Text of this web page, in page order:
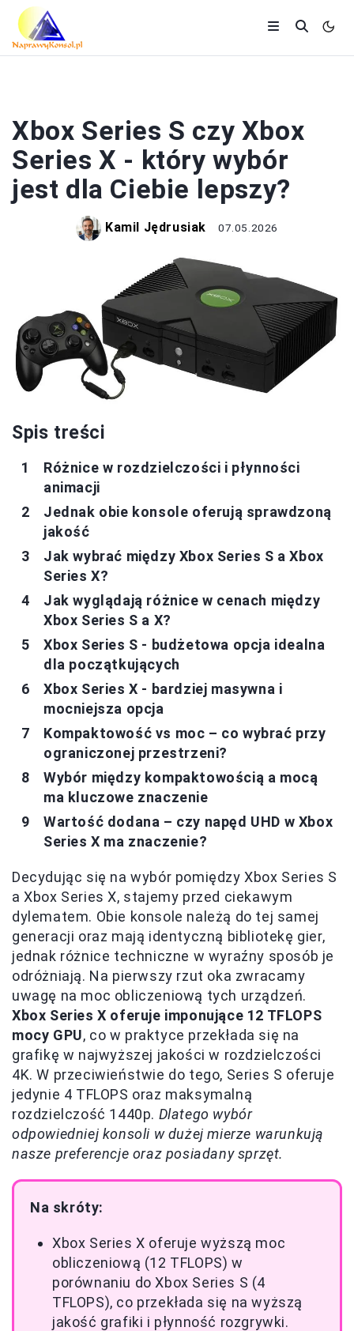
Xbox Series S czy Xbox
Series X - który wybór
jest dla Ciebie lepszy?
Kamil Jędrusiak 07.05.2026
Spis treści
Różnice w rozdzielczości i płynności
animacji
Jednak obie konsole oferują sprawdzoną
jakość
Jak wybrać między Xbox Series S a Xbox
Series X?
Jak wyglądają różnice w cenach między
Xbox Series S a X?
Xbox Series S - budżetowa opcja idealna
dla początkujących
Xbox Series X - bardziej masywna i
mocniejsza opcja
Kompaktowość vs moc – co wybrać przy
ograniczonej przestrzeni?
Wybór między kompaktowością a mocą
ma kluczowe znaczenie
Wartość dodana – czy napęd UHD w Xbox
Series X ma znaczenie?
Decydując się na wybór pomiędzy Xbox Series S
a Xbox Series X, stajemy przed ciekawym
dylematem. Obie konsole należą do tej samej
generacji oraz mają identyczną bibliotekę gier,
jednak różnice techniczne w wyraźny sposób je
odróżniają. Na pierwszy rzut oka zwracamy
uwagę na moc obliczeniową tych urządzeń.
Xbox Series X oferuje imponujące 12 TFLOPS
mocy GPU, co w praktyce przekłada się na
grafikę w najwyższej jakości w rozdzielczości
4K. W przeciwieństwie do tego, Series S oferuje
jedynie 4 TFLOPS oraz maksymalną
rozdzielczość 1440p. Dlatego wybór
odpowiedniej konsoli w dużej mierze warunkują
nasze preferencje oraz posiadany sprzęt.
Na skróty:
Xbox Series X oferuje wyższą moc
obliczeniową (12 TFLOPS) w
porównaniu do Xbox Series S (4
TFLOPS), co przekłada się na wyższą
jakość grafiki i płynność rozgrywki.